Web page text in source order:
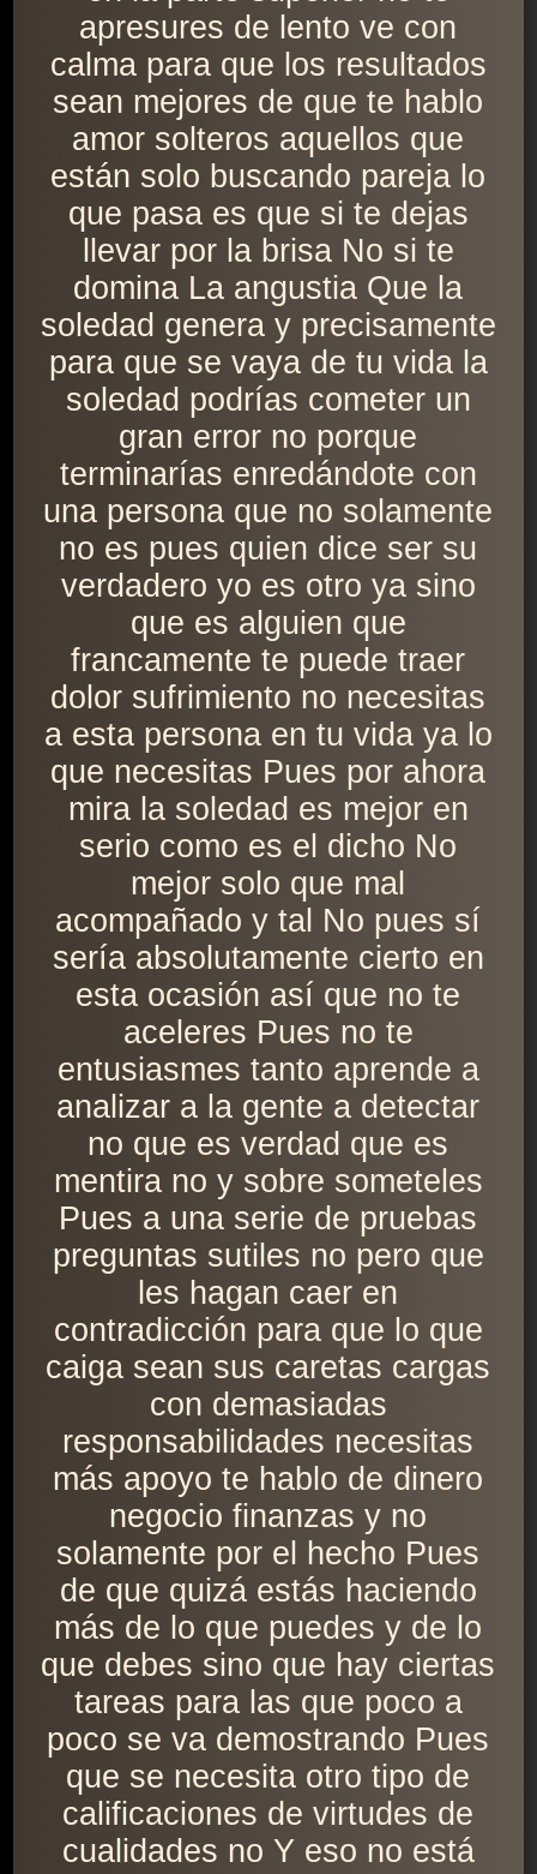
apresures de lento ve con
calma para que los resultados
sean mejores de que te hablo
amor solteros aquellos que
están solo buscando pareja lo
que pasa es que si te dejas
llevar por la brisa No si te
domina La angustia Que la
soledad genera y precisamente
para que se vaya de tu vida la
soledad podrías cometer un
gran error no porque
terminarías enredándote con
una persona que no solamente
no es pues quien dice ser su
verdadero yo es otro ya sino
que es alguien que
francamente te puede traer
dolor sufrimiento no necesitas
a esta persona en tu vida ya lo
que necesitas Pues por ahora
mira la soledad es mejor en
serio como es el dicho No
mejor solo que mal
acompañado y tal No pues sí
sería absolutamente cierto en
esta ocasión así que no te
aceleres Pues no te
entusiasmes tanto aprende a
analizar a la gente a detectar
no que es verdad que es
mentira no y sobre someteles
Pues a una serie de pruebas
preguntas sutiles no pero que
les hagan caer en
contradicción para que lo que
caiga sean sus caretas cargas
con demasiadas
responsabilidades necesitas
más apoyo te hablo de dinero
negocio finanzas y no
solamente por el hecho Pues
de que quizá estás haciendo
más de lo que puedes y de lo
que debes sino que hay ciertas
tareas para las que poco a
poco se va demostrando Pues
que se necesita otro tipo de
calificaciones de virtudes de
cualidades no Y eso no está